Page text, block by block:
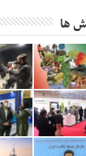
ها